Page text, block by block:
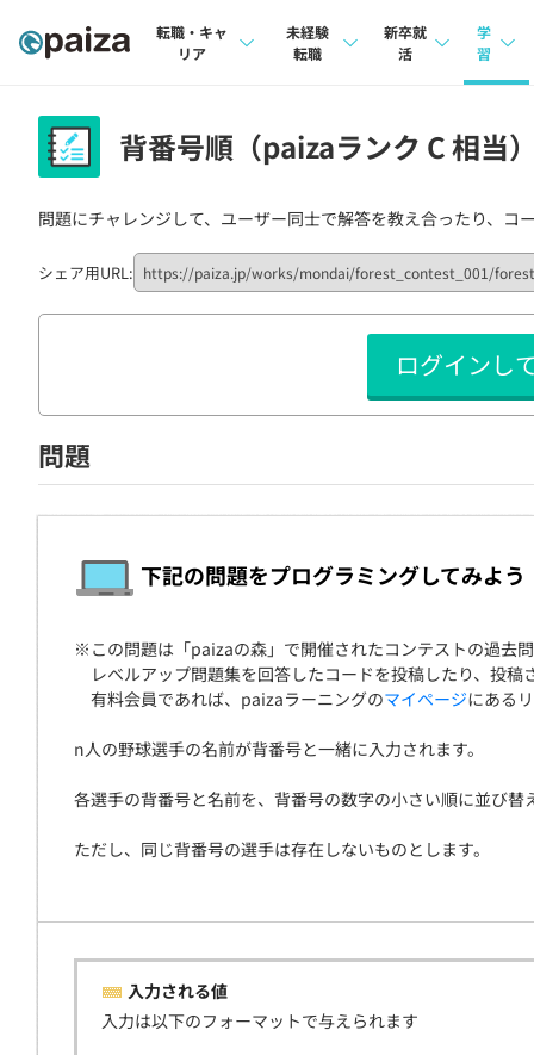
転職・キャ
リア
インタビュー
転職成功ガイド
転職エージェント
未経験
転職
転職成功ガイド
新卒就
活
本選考
新卒エージェント
イベント・セミナー
インタビュー
就活成功ガイド
学
習
問題集
4択
ナレ
リフ
プラン
個人
学校
契約
背番号順（paizaランク C 相当
問題にチャレンジして、ユーザー同士で解答を教え合ったり、コ
シェア用URL:
ログインし
問題
下記の問題をプログラミングしてみよう
※この問題は「paizaの森」で開催されたコンテストの過去
レベルアップ問題集を回答したコードを投稿したり、投稿
有料会員であれば、paizaラーニングのマイページにある
n人の野球選手の名前が背番号と一緒に入力されます。
各選手の背番号と名前を、背番号の数字の小さい順に並び替
ただし、同じ背番号の選手は存在しないものとします。
入力される値
入力は以下のフォーマットで与えられます